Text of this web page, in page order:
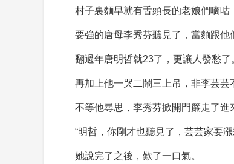
村子裏麵早就有舌頭長的老娘們嘀咕
要強的唐母李秀芬聽見了，當麵跟他
翻過年唐明哲就23了，更讓人發愁了
再加上他一哭二鬧三上吊，非李芸芸
不等他尋思，李秀芬掀開門簾走了進
“明哲，你剛才也聽見了，芸芸家要
她說完了之後，歎了一口氣。